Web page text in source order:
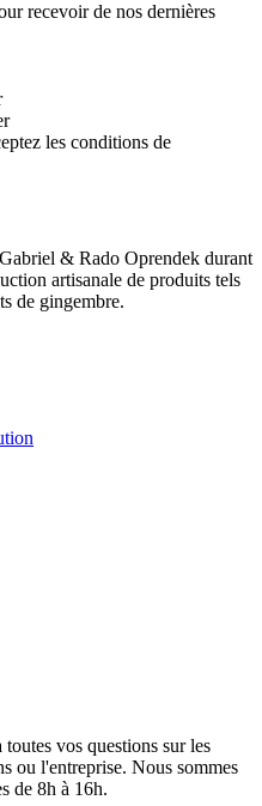
recevoir de nos dernières
les conditions de
& Rado Oprendek durant
artisanale de produits tels
de gingembre.
vos questions sur les
ou l'entreprise. Nous sommes
de 8h à 16h.